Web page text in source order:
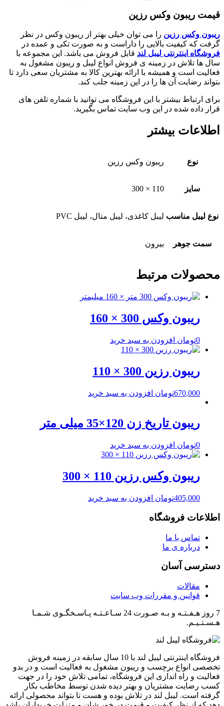
قیمت ریبون وکس رزین
ریبون وکس رزین را می توان خیلی بهتر از ریبون وکس در نظر
گرفت که کیفیت بالایی را داراست و به صورت تکی و عمده در
فروشگاه اینترنتی لیبل لند قابل فروش می باشد. این مجموعه با
سال ها تلاش در زمینه ی فروش انواع لیبل و ریبون مشغول به
فعالیت است و همیشه با ارائه بهترین کالا به مشتریان سعی دارد تا
بتواند رضایت آن ها را در این زمینه جلب کند.
برای ارتباط بیشتر با این فروشگاه می توانید با شماره تلفن های
قرار داده شده در این وب سایت تماس بگیرید.
اطلاعات بیشتر
نوع ریبون وکس رزین
سایز 110 × 300
نوع لیبل مناسب لیبل کاغذی، لیبل متال، لیبل PVC
سمت جوهر بیرون
محصولات مرتبط
ریبون وکس 300 × 160
0تومان افزودن به سبد خرید
ریبون رزین 300 × 110
670,000تومان افزودن به سبد خرید
ریبون تاریخ زن 120×35 میلی متر
0تومان افزودن به سبد خرید
ریبون وکس رزین 110 × 300
405,000تومان افزودن به سبد خرید
اطلاعات فروشگاه
تماس با ما
درباره ی ما
دسترسی آسان
مقالات
قوانین و مقررات وب سایت
7 روز هـفـتـه و بـه صـورت 24 سـاعـتـه پـاسـخگـوی شـمـا
هـسـتـیـم.
فروشگاه اینترنتی لیبل لند با 10 سال سابقه در زمینه فروش
تخصصی انواع برچسب و ریبون مشغول به فعالیت است و در بدو
فعالیت و راه اندازی این فروشگاه، تمامی تلاش خود را در جهت
کسب رضایت مشتریان و بهتر دیده شدن توسط مخاطب بکار
گرفته است. لیبل لند در تلاش بوده و هست تا بتواند محصولی ارائه